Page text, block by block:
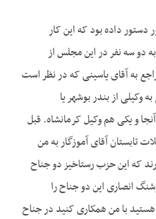
دستور داده بود که این کار
دو سه نفر در این مجلس از
به آقای یاسینی که در نظر است
وکیلی از بندر بوشهر یا
و یکی هم وکیل کرمانشاه. قبل
تابستان آقای آموزگار به من
که این حزب رستاخیز دو جناح
انصاری این دو جناح را
با من همکاری کنید در جناح